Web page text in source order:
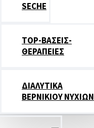
SECHE
TOP-ΒΑΣΕΙΣ-
ΘΕΡΑΠΕΙΕΣ
ΔΙΑΛΥΤΙΚΑ
ΒΕΡΝΙΚΙΟΥ ΝΥΧΙΩΝ